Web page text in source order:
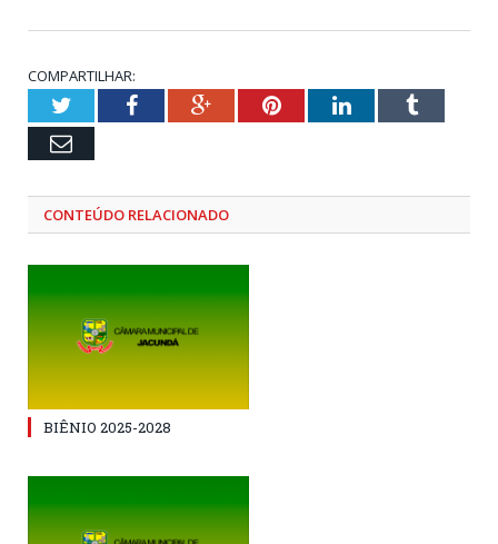
COMPARTILHAR:
TwitterFacebookGoogle+PinterestLinkedInTumblr
Email
CONTEÚDO RELACIONADO
BIÊNIO 2025-2028